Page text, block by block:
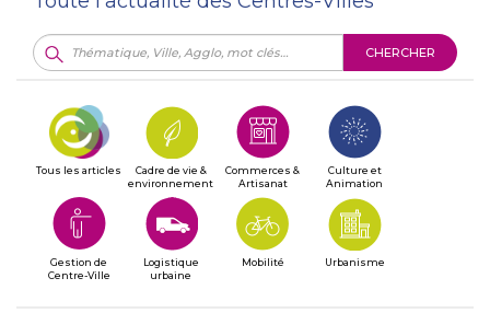
CHERCHER
Tous les articles
Cadre de vie &
environnement
Commerces &
Artisanat
Culture et
Animation
Gestion de
Centre-Ville
Logistique
urbaine
Mobilité Urbanisme